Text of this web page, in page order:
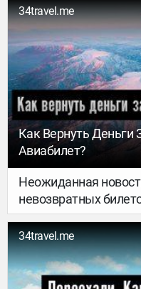
финансовой
терпения – и ты уже
Составили
вся нужная
34travel.me
Как Вернуть Деньги
Авиабилет?
Неожиданная
невозвратных
вернуть хотя бы
случае с
дешевых
провернуть.
34travel.me